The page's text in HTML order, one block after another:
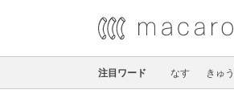
注目ワード なす きゅ